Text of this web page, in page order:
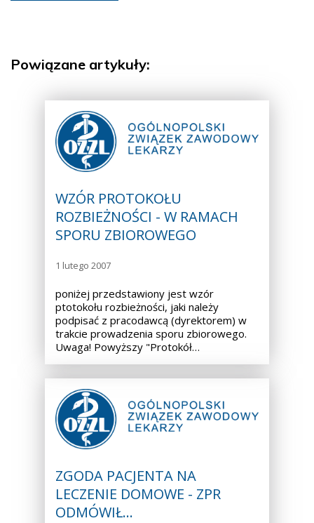
Powiązane artykuły:
WZÓR PROTOKOŁU
ROZBIEŻNOŚCI - W RAMACH
SPORU ZBIOROWEGO
1 lutego 2007
poniżej przedstawiony jest wzór
ptotokołu rozbieżności, jaki należy
podpisać z pracodawcą (dyrektorem) w
trakcie prowadzenia sporu zbiorowego.
Uwaga! Powyższy "Protokół…
ZGODA PACJENTA NA
LECZENIE DOMOWE - ZPR
ODMÓWIŁ…